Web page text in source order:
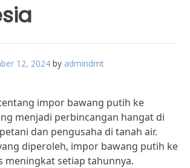
12, 2024 by admindmt
impor bawang putih ke
menjadi perbincangan hangat di
dan pengusaha di tanah air.
diperoleh, impor bawang putih ke
meningkat setiap tahunnya.